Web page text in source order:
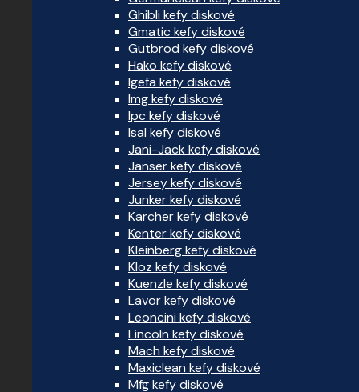
Ghibli kefy diskové
Gmatic kefy diskové
Gutbrod kefy diskové
Hako kefy diskové
Igefa kefy diskové
Img kefy diskové
Ipc kefy diskové
Isal kefy diskové
Jani-Jack kefy diskové
Janser kefy diskové
Jersey kefy diskové
Junker kefy diskové
Karcher kefy diskové
Kenter kefy diskové
Kleinberg kefy diskové
Kloz kefy diskové
Kuenzle kefy diskové
Lavor kefy diskové
Leoncini kefy diskové
Lincoln kefy diskové
Mach kefy diskové
Maxiclean kefy diskové
Mfg kefy diskové